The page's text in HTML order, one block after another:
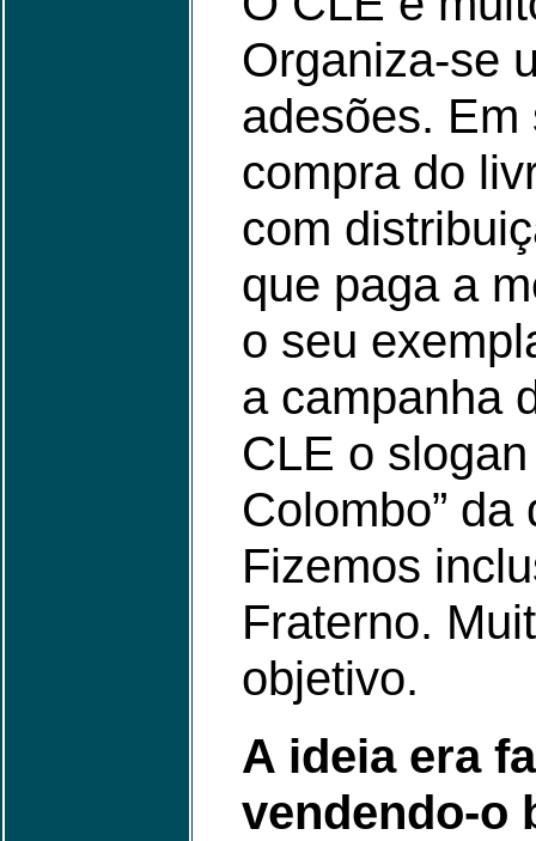
Organiza-se
adesões. Em
compra do
com
que paga a
o seu
a campanha
CLE o
Colombo”
Fizemos
Fraterno.
objetivo.
A ideia era
vendendo-o